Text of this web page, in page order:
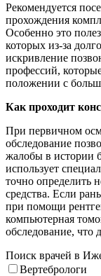
Рекомендуется
прохождения
Особенно это
которых из-за
искривление
профессий,
положении с
Как проходит
При первичном
обследование
жалобы в истории
использует
точно определить
средства. Если
при помощи
компьютерная
обследование, что
Поиск врачей в
Вертебрологи